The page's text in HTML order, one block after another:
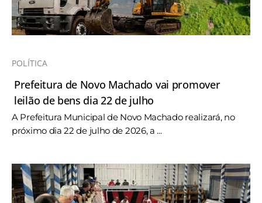
POLÍTICA
Prefeitura de Novo Machado vai promover
leilão de bens dia 22 de julho
A Prefeitura Municipal de Novo Machado realizará, no
próximo dia 22 de julho de 2026, a ...